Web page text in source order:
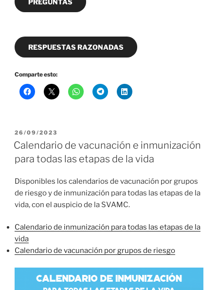
RESPUESTAS RAZONADAS
Comparte esto:
PUBLICADO
EL
26/09/2023
Calendario de vacunación e inmunización
para todas las etapas de la vida
Disponibles los calendarios de vacunación por grupos
de riesgo y de inmunización para todas las etapas de la
vida, con el auspicio de la SVAMC.
Calendario de inmunización para todas las etapas de la
vida
Calendario de vacunación por grupos de riesgo